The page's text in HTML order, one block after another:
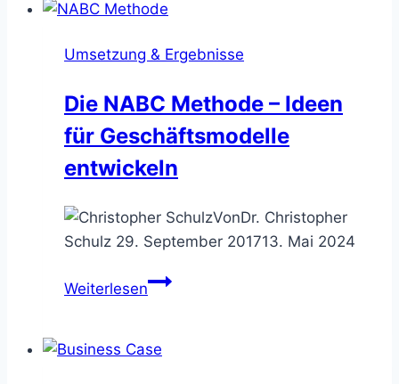
Methode
Veränderungen
begleiten
Umsetzung & Ergebnisse
Die NABC Methode – Ideen
für Geschäftsmodelle
entwickeln
VonDr. Christopher
Schulz 29. September 201713. Mai 2024
WeiterlesenDie
–